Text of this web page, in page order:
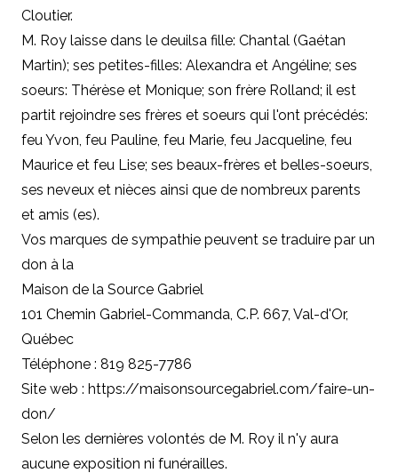
Cloutier.
M. Roy laisse dans le deuilsa fille: Chantal (Gaétan
Martin); ses petites-filles: Alexandra et Angéline; ses
soeurs: Thérèse et Monique; son frère Rolland; il est
partit rejoindre ses frères et soeurs qui l'ont précédés:
feu Yvon, feu Pauline, feu Marie, feu Jacqueline, feu
Maurice et feu Lise; ses beaux-frères et belles-soeurs,
ses neveux et nièces ainsi que de nombreux parents
et amis (es).
Vos marques de sympathie peuvent se traduire par un
don à la
Maison de la Source Gabriel
101 Chemin Gabriel-Commanda, C.P. 667, Val-d'Or,
Québec
Téléphone : 819 825-7786
Site web : https://maisonsourcegabriel.com/faire-un-
don/
Selon les dernières volontés de M. Roy il n'y aura
aucune exposition ni funérailles.